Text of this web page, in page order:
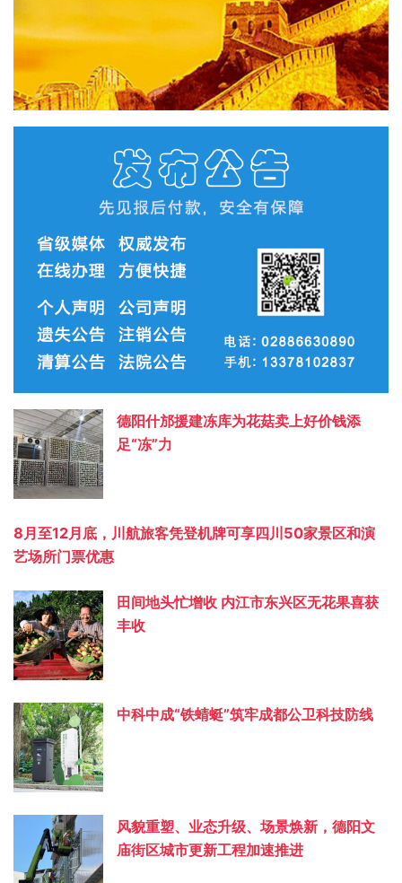
德阳什邡援建冻库为花菇卖上好价钱添
足“冻”力
8月至12月底，川航旅客凭登机牌可享四川50家景区和演
艺场所门票优惠
田间地头忙增收 内江市东兴区无花果喜获
丰收
中科中成“铁蜻蜓”筑牢成都公卫科技防线
风貌重塑、业态升级、场景焕新，德阳文
庙街区城市更新工程加速推进